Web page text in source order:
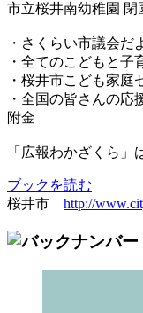
市立桜井南幼稚園 閉
・さくらい市議会だ
・全てのこどもと子
・桜井市こども家庭
・全国の皆さんの
附金
「広報わかざくら」
ブックを読む
桜井市 http://